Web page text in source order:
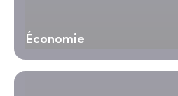
Économie